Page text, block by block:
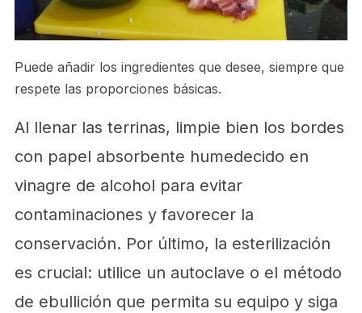
Puede añadir los ingredientes que desee, siempre que
respete las proporciones básicas.
Al llenar las terrinas, limpie bien los bordes
con papel absorbente humedecido en
vinagre de alcohol para evitar
contaminaciones y favorecer la
conservación. Por último, la esterilización
es crucial: utilice un autoclave o el método
de ebullición que permita su equipo y siga